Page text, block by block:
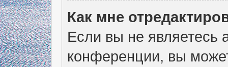
Как мне
Если вы не являетесь
конференции, вы